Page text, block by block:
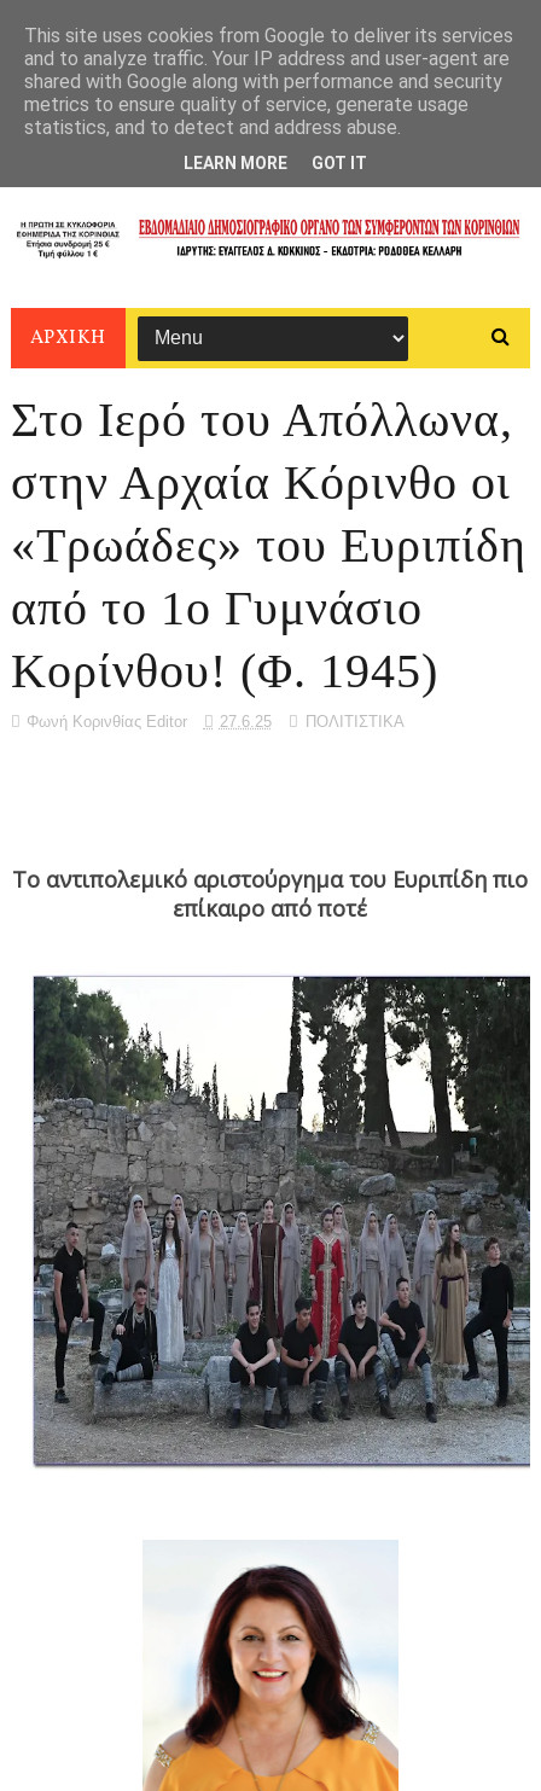
ΑΡΧΙΚΗ
Στο Ιερό του Απόλλωνα,
στην Αρχαία Κόρινθο οι
«Τρωάδες» του Ευριπίδη
από το 1ο Γυμνάσιο
Κορίνθου! (Φ. 1945)
Φωνή Κορινθίας Editor 27.6.25 ΠΟΛΙΤΙΣΤΙΚΑ
Το αντιπολεμικό αριστούργημα του Ευριπίδη πιο
επίκαιρο από ποτέ
This site uses cookies from Google to deliver its services
and to analyze traffic. Your IP address and user-agent are
shared with Google along with performance and security
metrics to ensure quality of service, generate usage
statistics, and to detect and address abuse.
LEARN MORE GOT IT